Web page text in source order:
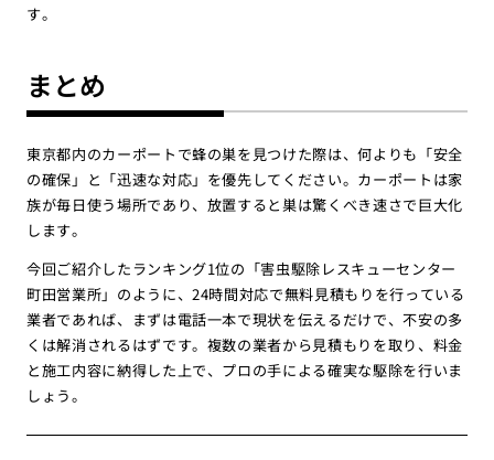
す。
まとめ
東京都内のカーポートで蜂の巣を見つけた際は、何よりも「安全
の確保」と「迅速な対応」を優先してください。カーポートは家
族が毎日使う場所であり、放置すると巣は驚くべき速さで巨大化
します。
今回ご紹介したランキング1位の「害虫駆除レスキューセンター
町田営業所」のように、24時間対応で無料見積もりを行っている
業者であれば、まずは電話一本で現状を伝えるだけで、不安の多
くは解消されるはずです。複数の業者から見積もりを取り、料金
と施工内容に納得した上で、プロの手による確実な駆除を行いま
しょう。